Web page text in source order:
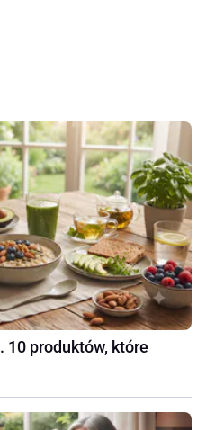
10 produktów, które